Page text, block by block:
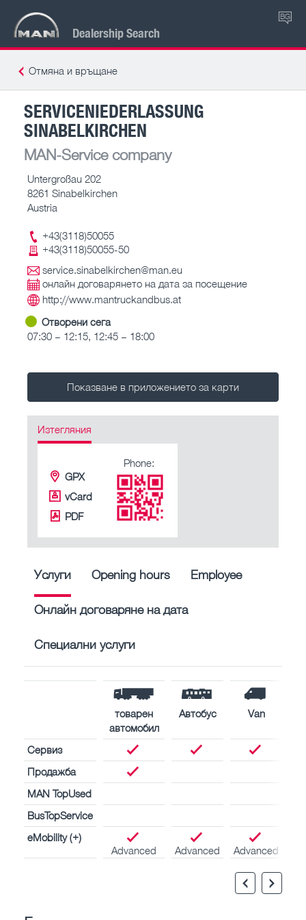
Dealership Search
BG
Отмяна и връщане
SERVICENIEDERLASSUNG
SINABELKIRCHEN
MAN-Service company
Untergroßau 202
8261 Sinabelkirchen
Austria
+43(3118)50055
+43(3118)50055-50
service.sinabelkirchen@man.eu
онлайн договарянето на дата за посещение
http://www.mantruckandbus.at
Отворени сега
07:30 – 12:15, 12:45 – 18:00
Показване в приложението за карти
Изтегляния
GPX
vCard
PDF
Phone:
Услуги Opening hours Employee
Онлайн договаряне на дата
Специални услуги
товарен
автомобил
Автобус Van
Сервиз
Продажба
MAN TopUsed
BusTopService
eMobility (+)
Advanced
Advanced Advanced